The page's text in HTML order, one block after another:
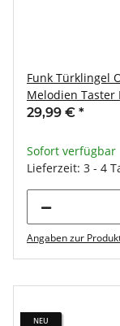
Funk Türklingel
Melodien Taster
29,99 € *
Sofort verfügbar
Lieferzeit: 3 - 4
Angaben zur
NEU